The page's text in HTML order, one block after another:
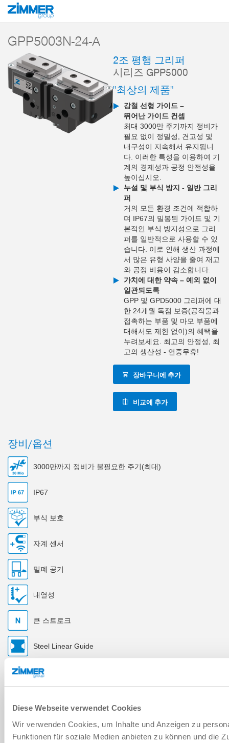
Diese Webseite verwendet Cookies
Wir verwenden Cookies, um Inhalte und Anzeigen zu
Funktionen für soziale Medien anbieten zu können und die
시작 제품
GPP5003N-24-A
2조 평행 그리퍼
시리즈 GPP5000
"최상의 제품"
강철 선형 가이드 –
뛰어난 가이드 컨셉
최대 3000만 주기까지 정비가
필요 없이 정밀성, 견고성 및
내구성이 지속해서 유지됩니
다. 이러한 특성을 이용하여 기
계의 경제성과 공정 안전성을
높이십시오.
누설 및 부식 방지 - 일반 그리
퍼
거의 모든 환경 조건에 적합하
며 IP67의 밀봉된 가이드 및 기
본적인 부식 방지성으로 그리
퍼를 일반적으로 사용할 수 있
습니다. 이로 인해 생산 과정에
서 많은 유형 사양을 줄여 재고
와 공정 비용이 감소합니다.
가치에 대한 약속 – 예외 없이
일관되도록
GPP 및 GPD5000 그리퍼에 대
한 24개월 독점 보증(공작물과
접촉하는 부품 및 마모 부품에
대해서도 제한 없이)의 혜택을
누려보세요. 최고의 안정성, 최
고의 생산성 - 연중무휴!
장바구니에 추가
비교에 추가
장비/옵션
3000만까지 정비가 불필요한 주기(최대)
IP67
부식 보호
자계 센서
밀폐 공기
내열성
큰 스트로크
Steel Linear Guide
기술 데이터
부속품